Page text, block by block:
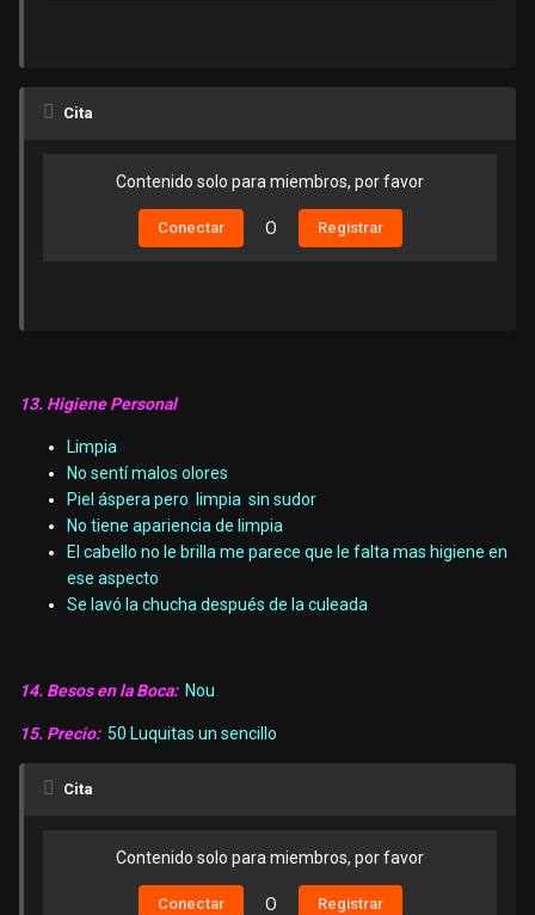
Cita
Contenido solo para miembros, por favor
Conectar O Registrar
13. Higiene Personal
Limpia
No sentí malos olores
Piel áspera pero limpia sin sudor
No tiene apariencia de limpia
El cabello no le brilla me parece que le falta mas higiene en
ese aspecto
Se lavó la chucha después de la culeada
14. Besos en la Boca: Nou
15. Precio: 50 Luquitas un sencillo
Cita
Contenido solo para miembros, por favor
Conectar O Registrar